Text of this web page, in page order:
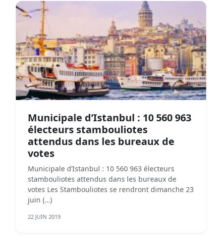
Municipale d’Istanbul : 10 560 963
électeurs stambouliotes
attendus dans les bureaux de
votes
Municipale d’Istanbul : 10 560 963 électeurs
stambouliotes attendus dans les bureaux de
votes Les Stambouliotes se rendront dimanche 23
juin (…)
22 JUIN 2019